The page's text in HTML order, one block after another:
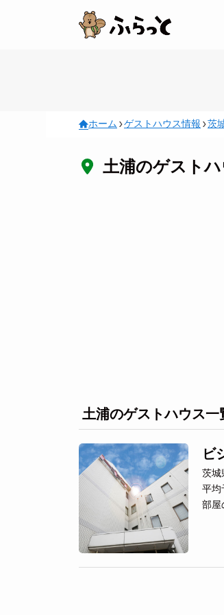
ホーム ゲストハウス情報 茨
土浦のゲストハ
土浦のゲストハウス一
ビ
茨城
平均
部屋